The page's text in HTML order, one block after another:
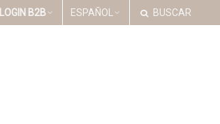
LOGIN B2B ESPAÑOL BUSCAR